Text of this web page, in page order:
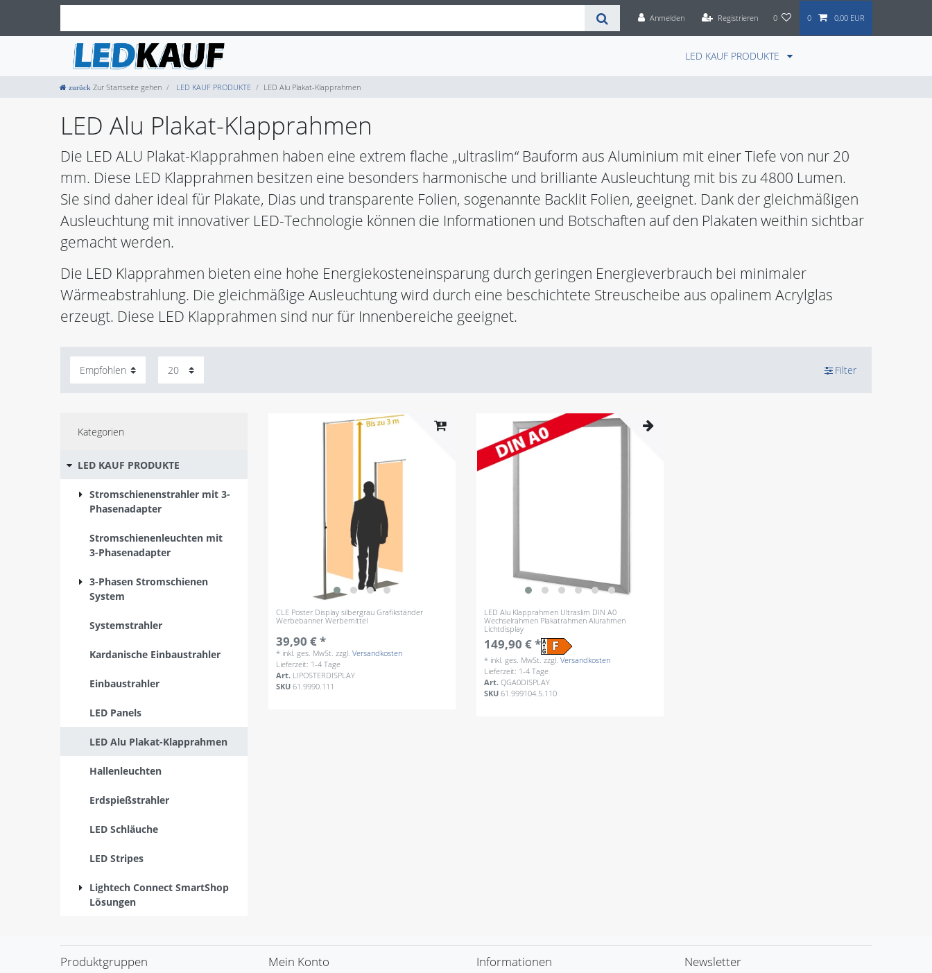
Anmelden Registrieren 0 0 0,00 EUR
LED KAUF PRODUKTE
Zur Startseite gehen LED KAUF PRODUKTE LED Alu Plakat-Klapprahmen
LED Alu Plakat-Klapprahmen
Die LED ALU Plakat-Klapprahmen haben eine extrem flache „ultraslim“ Bauform aus Aluminium mit einer Tiefe von nur 20
mm. Diese LED Klapprahmen besitzen eine besonders harmonische und brilliante Ausleuchtung mit bis zu 4800 Lumen.
Sie sind daher ideal für Plakate, Dias und transparente Folien, sogenannte Backlit Folien, geeignet. Dank der gleichmäßigen
Ausleuchtung mit innovativer LED-Technologie können die Informationen und Botschaften auf den Plakaten weithin sichtbar
gemacht werden.
Die LED Klapprahmen bieten eine hohe Energiekosteneinsparung durch geringen Energieverbrauch bei minimaler
Wärmeabstrahlung. Die gleichmäßige Ausleuchtung wird durch eine beschichtete Streuscheibe aus opalinem Acrylglas
erzeugt. Diese LED Klapprahmen sind nur für Innenbereiche geeignet.
Filter
Kategorien
LED KAUF PRODUKTE
Stromschienenstrahler mit 3-
Phasenadapter
Stromschienenleuchten mit
3-Phasenadapter
3-Phasen Stromschienen
System
Systemstrahler
Kardanische Einbaustrahler
Einbaustrahler
LED Panels
LED Alu Plakat-Klapprahmen
Hallenleuchten
Erdspießstrahler
LED Schläuche
LED Stripes
Lightech Connect SmartShop
Lösungen
CLE Poster Display silbergrau Grafikständer
Werbebanner Werbemittel
39,90 € *
* inkl. ges. MwSt. zzgl.Versandkosten
Lieferzeit: 1-4 Tage
Art. LIPOSTERDISPLAY
SKU61.9990.111
LED Alu Klapprahmen Ultraslim DIN A0
Wechselrahmen Plakatrahmen Alurahmen
Lichtdisplay
149,90 € *
* inkl. ges. MwSt. zzgl.Versandkosten
Lieferzeit: 1-4 Tage
Art.QGA0DISPLAY
SKU61.999104.5.110
Produktgruppen Mein Konto Informationen Newsletter